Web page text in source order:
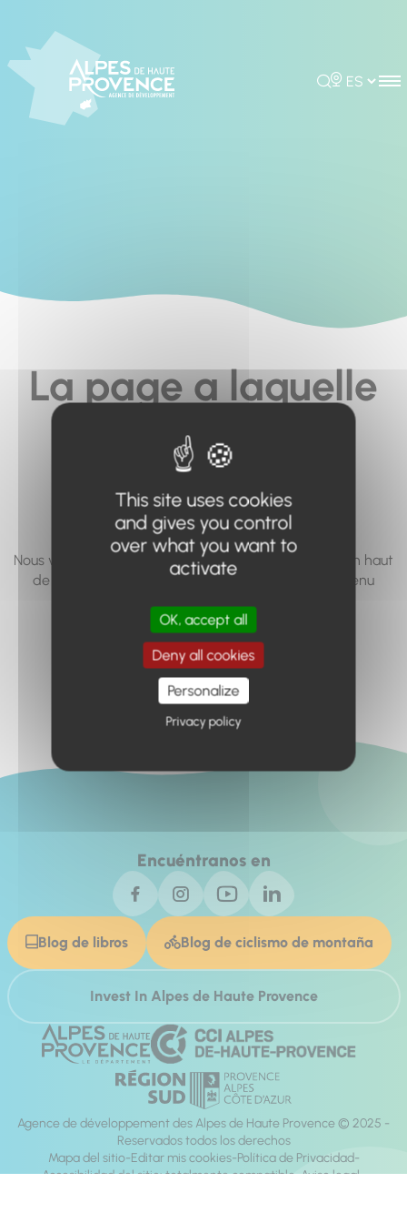
Rechercher
Choisir la
La page a laquelle
vous cherchez à
accéder n'existe
pas... ou plus.
Nous vous invitons à utiliser le moteur de recherche en haut
de page, ou à utiliser le menu pour trouver le contenu
Retour à l'accueil
Encuéntranos en
Blog de libros Blog de ciclismo de montaña
Invest In Alpes de Haute Provence
Agence de développement des Alpes de Haute Provence © 2025 -
Reservados todos los derechos
Mapa del sitio Editar mis cookies Política de Privacidad
Accesibilidad del sitio: totalmente compatible Aviso legal
This site uses cookies
and gives you control
over what you want to
activate
OK, accept all
Deny all cookies
Personalize
Privacy policy